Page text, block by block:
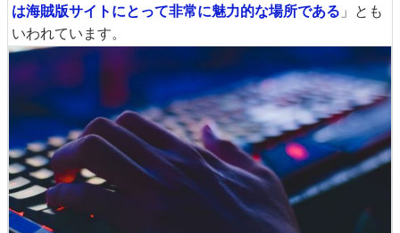
は海賊版サイトにとって非常に魅力的な場所である 」とも
いわれています。